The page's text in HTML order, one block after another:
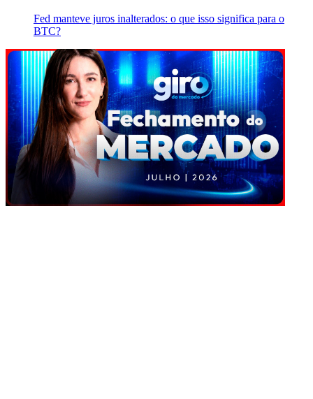
Fed manteve juros inalterados: o que isso significa para o
BTC?